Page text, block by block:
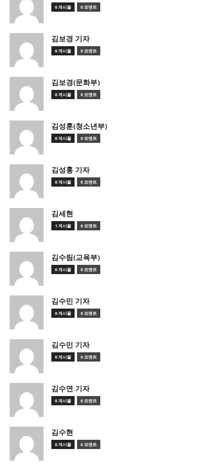
0 게시물 0 코멘트
김보경 기자
0 게시물 0 코멘트
김보경(문화부)
0 게시물 0 코멘트
김성훈(청소년부)
0 게시물 0 코멘트
김성훙 기자
0 게시물 0 코멘트
김세현
1 게시물 0 코멘트
김수림(교육부)
0 게시물 0 코멘트
김수민 기자
0 게시물 0 코멘트
김수민 기자
0 게시물 0 코멘트
김수연 기자
0 게시물 0 코멘트
김수현
0 게시물 0 코멘트